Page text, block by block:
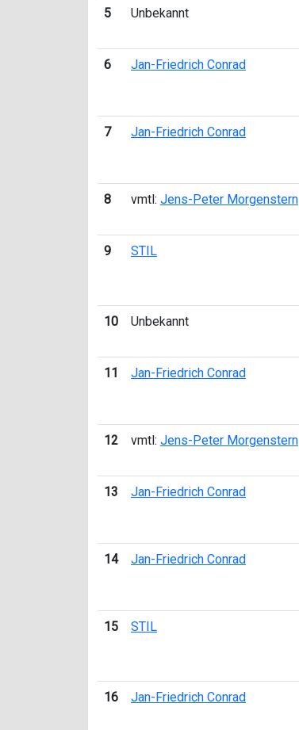
5 Unbekannt
6 Jan-Friedrich Conrad
7 Jan-Friedrich Conrad
8 vmtl: Jens-Peter Morgenstern
9 STIL
10 Unbekannt
11 Jan-Friedrich Conrad
12 vmtl: Jens-Peter Morgenstern
13 Jan-Friedrich Conrad
14 Jan-Friedrich Conrad
15 STIL
16 Jan-Friedrich Conrad